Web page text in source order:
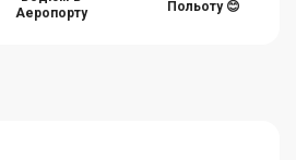
Аеропорту
Польоту 😊